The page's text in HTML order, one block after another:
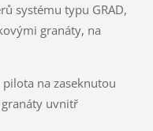
systému typu GRAD,
granáty, na
na zaseknutou
uvnitř